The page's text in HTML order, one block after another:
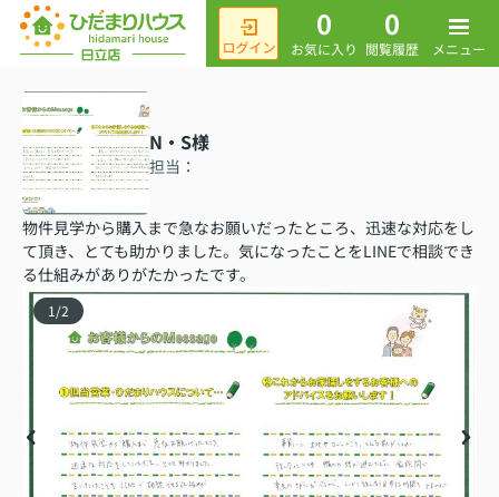
0
お気に入り
0
閲覧履歴 メニュー
N・S様
担当：
物件見学から購入まで急なお願いだったところ、迅速な対応をし
て頂き、とても助かりました。気になったことをLINEで相談でき
る仕組みがありがたかったです。
1 /2